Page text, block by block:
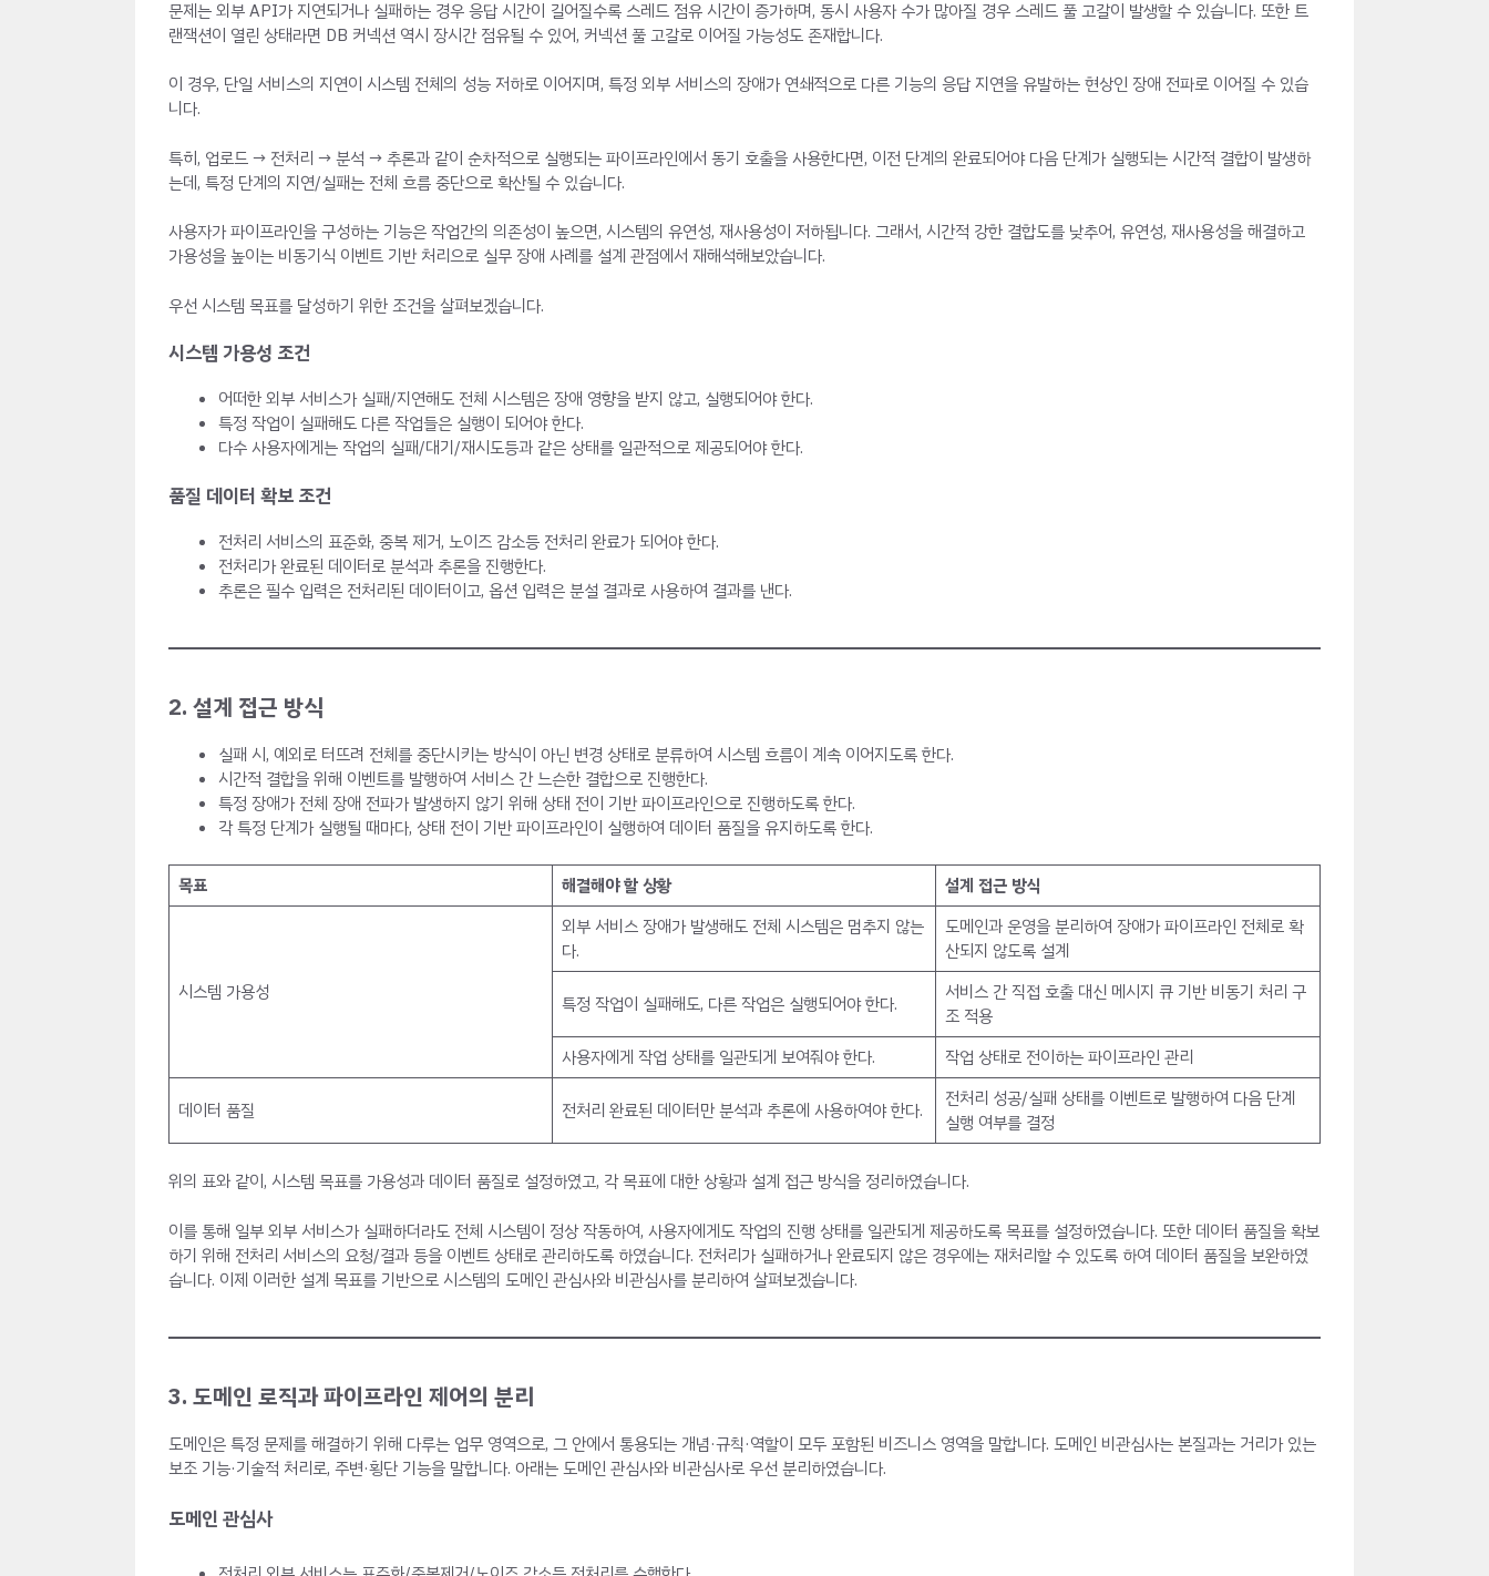
문제는 외부 API가 지연되거나 실패하는 경우 응답 시간이 길어질수록 스레드 점유 시간이 증가하며, 동시 사용자 수가 많아질 경우 스레드 풀 고갈이 발생할 수 있습니다. 또한 트
랜잭션이 열린 상태라면 DB 커넥션 역시 장시간 점유될 수 있어, 커넥션 풀 고갈로 이어질 가능성도 존재합니다.
이 경우, 단일 서비스의 지연이 시스템 전체의 성능 저하로 이어지며, 특정 외부 서비스의 장애가 연쇄적으로 다른 기능의 응답 지연을 유발하는 현상인 장애 전파로 이어질 수 있습
니다.
특히, 업로드 → 전처리 → 분석 → 추론과 같이 순차적으로 실행되는 파이프라인에서 동기 호출을 사용한다면, 이전 단계의 완료되어야 다음 단계가 실행되는 시간적 결합이 발생하
는데, 특정 단계의 지연/실패는 전체 흐름 중단으로 확산될 수 있습니다.
사용자가 파이프라인을 구성하는 기능은 작업간의 의존성이 높으면, 시스템의 유연성, 재사용성이 저하됩니다. 그래서, 시간적 강한 결합도를 낮추어, 유연성, 재사용성을 해결하고
가용성을 높이는 비동기식 이벤트 기반 처리으로 실무 장애 사례를 설계 관점에서 재해석해보았습니다.
우선 시스템 목표를 달성하기 위한 조건을 살펴보겠습니다.
시스템 가용성 조건
어떠한 외부 서비스가 실패/지연해도 전체 시스템은 장애 영향을 받지 않고, 실행되어야 한다.
특정 작업이 실패해도 다른 작업들은 실행이 되어야 한다.
다수 사용자에게는 작업의 실패/대기/재시도등과 같은 상태를 일관적으로 제공되어야 한다.
품질 데이터 확보 조건
전처리 서비스의 표준화, 중복 제거, 노이즈 감소등 전처리 완료가 되어야 한다.
전처리가 완료된 데이터로 분석과 추론을 진행한다.
추론은 필수 입력은 전처리된 데이터이고, 옵션 입력은 분설 결과로 사용하여 결과를 낸다.
2. 설계 접근 방식
실패 시, 예외로 터뜨려 전체를 중단시키는 방식이 아닌 변경 상태로 분류하여 시스템 흐름이 계속 이어지도록 한다.
시간적 결합을 위해 이벤트를 발행하여 서비스 간 느슨한 결합으로 진행한다.
특정 장애가 전체 장애 전파가 발생하지 않기 위해 상태 전이 기반 파이프라인으로 진행하도록 한다.
각 특정 단계가 실행될 때마다, 상태 전이 기반 파이프라인이 실행하여 데이터 품질을 유지하도록 한다.
목표 해결해야 할 상황 설계 접근 방식
시스템 가용성
외부 서비스 장애가 발생해도 전체 시스템은 멈추지 않는
다.
도메인과 운영을 분리하여 장애가 파이프라인 전체로 확
산되지 않도록 설계
특정 작업이 실패해도, 다른 작업은 실행되어야 한다.
서비스 간 직접 호출 대신 메시지 큐 기반 비동기 처리 구
조 적용
사용자에게 작업 상태를 일관되게 보여줘야 한다.
작업 상태로 전이하는 파이프라인 관리
데이터 품질 전처리 완료된 데이터만 분석과 추론에 사용하여야 한다.
전처리 성공/실패 상태를 이벤트로 발행하여 다음 단계
실행 여부를 결정
위의 표와 같이, 시스템 목표를 가용성과 데이터 품질로 설정하였고, 각 목표에 대한 상황과 설계 접근 방식을 정리하였습니다.
이를 통해 일부 외부 서비스가 실패하더라도 전체 시스템이 정상 작동하여, 사용자에게도 작업의 진행 상태를 일관되게 제공하도록 목표를 설정하였습니다. 또한 데이터 품질을 확보
하기 위해 전처리 서비스의 요청/결과 등을 이벤트 상태로 관리하도록 하였습니다. 전처리가 실패하거나 완료되지 않은 경우에는 재처리할 수 있도록 하여 데이터 품질을 보완하였
습니다. 이제 이러한 설계 목표를 기반으로 시스템의 도메인 관심사와 비관심사를 분리하여 살펴보겠습니다.
3. 도메인 로직과 파이프라인 제어의 분리
도메인은 특정 문제를 해결하기 위해 다루는 업무 영역으로, 그 안에서 통용되는 개념·규칙·역할이 모두 포함된 비즈니스 영역을 말합니다. 도메인 비관심사는 본질과는 거리가 있는
보조 기능·기술적 처리로, 주변·횡단 기능을 말합니다. 아래는 도메인 관심사와 비관심사로 우선 분리하였습니다.
도메인 관심사